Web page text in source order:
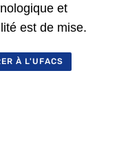
et
est de mise.
À L'UFACS